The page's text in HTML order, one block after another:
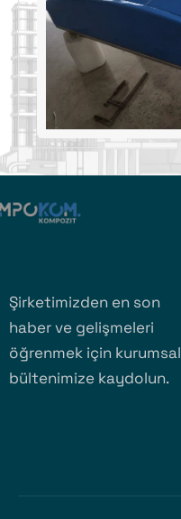
Şirketimizden en son
haber ve gelişmeleri
öğrenmek için kurumsal
bültenimize kaydolun.